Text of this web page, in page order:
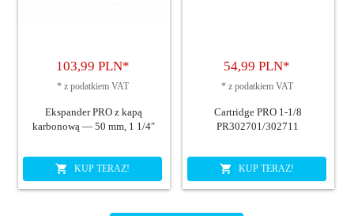
103,99 PLN*
* z podatkiem VAT
Ekspander PRO z kapą
karbonową — 50 mm, 1 1/4″
KUP TERAZ!
54,99 PLN*
* z podatkiem VAT
Cartridge PRO 1-1/8
PR302701/302711
KUP TERAZ!